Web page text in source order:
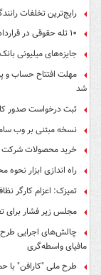
رایج‌ترین تخلفات
۱۰ تله حقوقی در قراردادهای کار؛ از بیمه اجباری تا سفیدامضاء خطرناک
جایزه‌های میلیونی
شد
ثبت درخواست صدور
نسخه مبتنی بر وب
خرید محصولات شرکت
راه اندازی ابزار
تمیزک: اعزام کارگر
مجلس زیر فشار برای
چالش‌های اجرایی طرح
مافیای واسطه‌گری
طرح ملی "کارافن" با